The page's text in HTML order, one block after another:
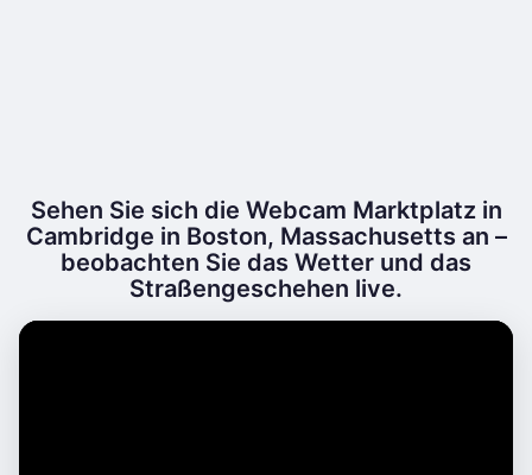
Sehen Sie sich die Webcam Marktplatz in
Cambridge in Boston, Massachusetts an –
beobachten Sie das Wetter und das
Straßengeschehen live.